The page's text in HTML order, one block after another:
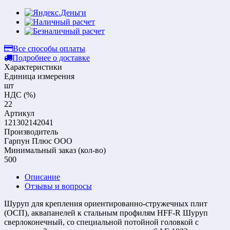
Все способы оплаты
Подробнее о доставке
Характеристики
Единица измерения
шт
НДС (%)
22
Артикул
121302142041
Производитель
Гарпун Плюс ООО
Mинимальный заказ (кол-во)
500
Описание
Отзывы и вопросы
Шуруп для крепления ориентированно-стружечных плит
(ОСП), аквапанелей к стальным профилям HFF-R Шуруп
сверлоконечный, со специальной потойной головкой с